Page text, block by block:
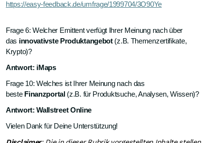
https://easy-feedback.de/umfrage/1999704/3O90Ye
Frage 6: Welcher Emittent verfügt Ihrer Meinung nach über
das innovativste Produktangebot(z.B. Themenzertifikate,
Krypto)?
Antwort: iMaps
Frage 10: Welches ist Ihrer Meinung nach das
beste Finanzportal (z.B. für Produktsuche, Analysen, Wissen)?
Antwort: Wallstreet Online
Vielen Dank für Deine Unterstützung!